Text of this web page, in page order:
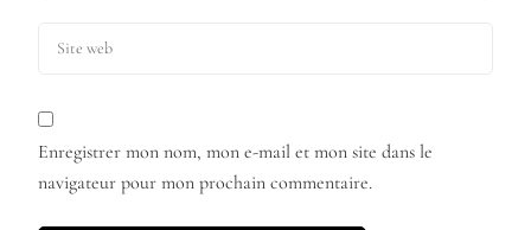
Enregistrer mon nom, mon e-mail et mon site dans le
navigateur pour mon prochain commentaire.